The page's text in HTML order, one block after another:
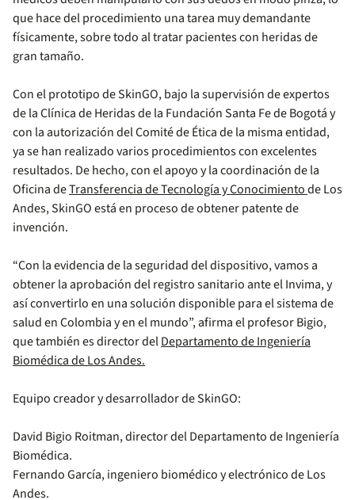
que hace del procedimiento una tarea muy demandante
físicamente, sobre todo al tratar pacientes con heridas de
gran tamaño.
Con el prototipo de SkinGO, bajo la supervisión de expertos
de la Clínica de Heridas de la Fundación Santa Fe de Bogotá y
con la autorización del Comité de Ética de la misma entidad,
ya se han realizado varios procedimientos con excelentes
resultados. De hecho, con el apoyo y la coordinación de la
Oficina deTransferencia de Tecnología y Conocimientode Los
Andes, SkinGO está en proceso de obtener patente de
invención.
“Con la evidencia de la seguridad del dispositivo, vamos a
obtener la aprobación del registro sanitario ante el Invima, y
así convertirlo en una solución disponible para el sistema de
salud en Colombia y en el mundo”, afirma el profesor Bigio,
que también es director delDepartamento de Ingeniería
Biomédica de Los Andes.
Equipo creador y desarrollador de SkinGO:
David Bigio Roitman, director del Departamento de Ingeniería
Biomédica.
Fernando García, ingeniero biomédico y electrónico de Los
Andes.